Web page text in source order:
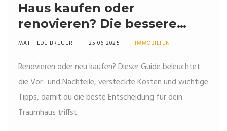
Haus kaufen oder
renovieren? Die bessere
Wahl für dein Zuhause
MATHILDE BREUER 25 06 2025 IMMOBILIEN
Renovieren oder neu kaufen? Dieser Guide beleuchtet
die Vor- und Nachteile, versteckte Kosten und wichtige
Tipps, damit du die beste Entscheidung für dein
Traumhaus triffst.